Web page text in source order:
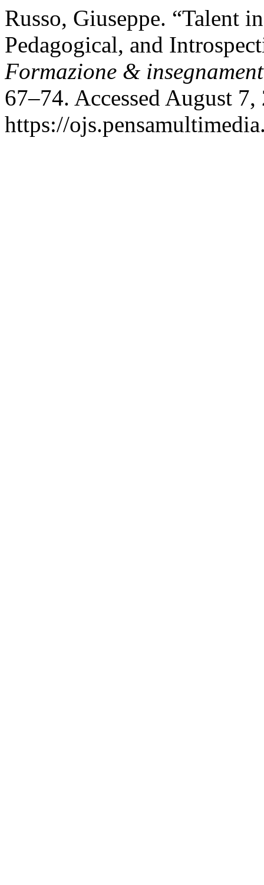
Russo, Giuseppe. “Talent
Pedagogical, and
Formazione &
67–74. Accessed August 7,
https://